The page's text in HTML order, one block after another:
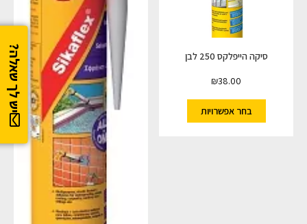
יש לך שאלה?
סיקה הייפלקס 250 לבן
₪38.00
בחר אפשרויות